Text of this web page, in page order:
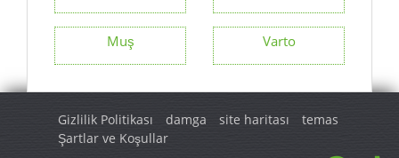
Muş Varto
Gizlilik Politikası damga site haritası
temas
Şartlar ve Koşullar